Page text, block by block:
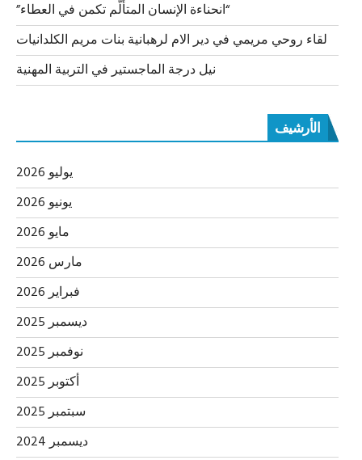
“انحناءة الإنسان المتألّم تكمن في العطاء”
لقاء روحي مريمي في دير الام لرهبانية بنات مريم الكلدانيات
نيل درجة الماجستير في التربية المهنية
الأرشيف
يوليو 2026
يونيو 2026
مايو 2026
مارس 2026
فبراير 2026
ديسمبر 2025
نوفمبر 2025
أكتوبر 2025
سبتمبر 2025
ديسمبر 2024